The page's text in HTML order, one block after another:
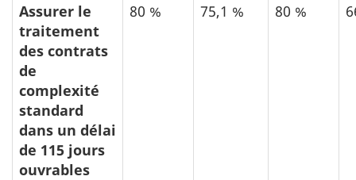
Assurer le
traitement
des contrats
de
complexité
standard
dans un délai
de 115 jours
ouvrables
80 % 75,1 % 80 %